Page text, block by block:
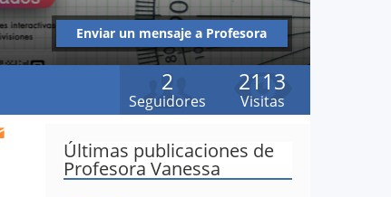
Enviar un mensaje a Profesora
Vanessa Díaz Pizarro
2113
Visitas
2
Seguidores
Últimas publicaciones de
Profesora Vanessa